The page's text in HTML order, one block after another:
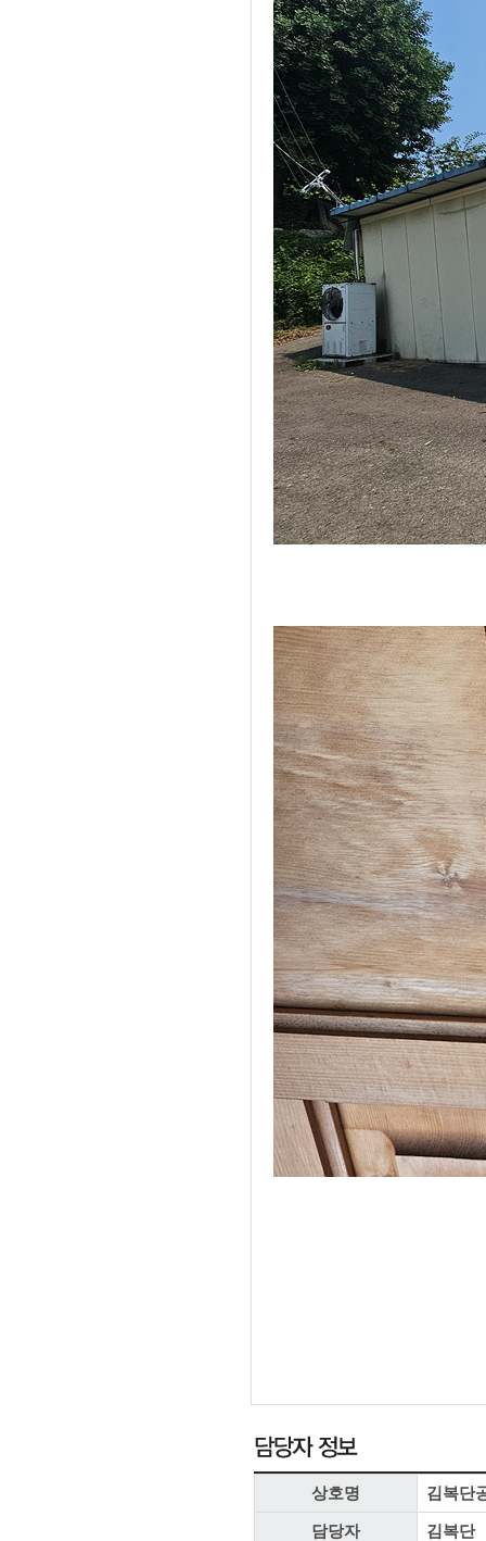
상호명 김복단
담당자 김복단